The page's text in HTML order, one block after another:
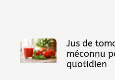
Jus de
méconnu
quotidien